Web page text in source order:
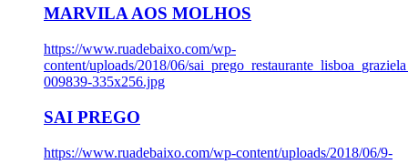
MARVILA AOS MOLHOS
https://www.ruadebaixo.com/wp-
content/uploads/2018/06/
009839-335x256.jpg
SAI PREGO
https://www.ruadebaixo.com/wp-content/uploads/2018/06/9-